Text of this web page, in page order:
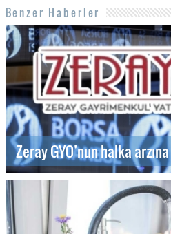
Benzer Haberler
Zeray GYO’nun halka